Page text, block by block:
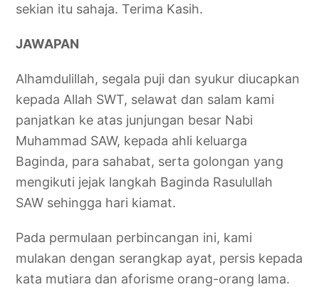
sekian itu sahaja. Terima Kasih.
JAWAPAN
Alhamdulillah, segala puji dan syukur diucapkan
kepada Allah SWT, selawat dan salam kami
panjatkan ke atas junjungan besar Nabi
Muhammad SAW, kepada ahli keluarga
Baginda, para sahabat, serta golongan yang
mengikuti jejak langkah Baginda Rasulullah
SAW sehingga hari kiamat.
Pada permulaan perbincangan ini, kami
mulakan dengan serangkap ayat, persis kepada
kata mutiara dan aforisme orang-orang lama.